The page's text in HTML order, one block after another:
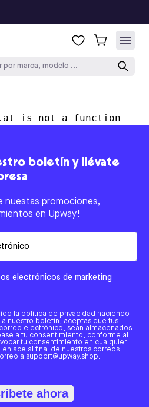
por marca, modelo ...
is not a function
boletín y llévate
nuestas promociones,
en Upway!
electrónicos de marketing
la política de privacidad haciendo
a nuestro boletín, aceptas que tus
electrónico, sean almacenados.
a tu consentimiento, conforme al
tu consentimiento en cualquier
al final de nuestros correos
a support@upway.shop.
ahora